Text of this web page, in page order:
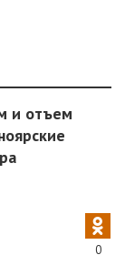
и отъем
0